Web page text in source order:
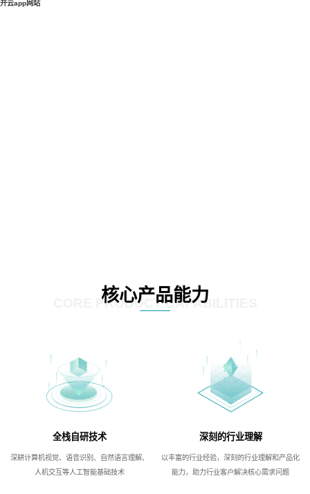
开云app网站
核心产品能力
CORE PRODUCT CAPABILITIES
全栈自研技术
深耕计算机视觉、语音识别、自然语言理解、
人机交互等人工智能基础技术
深刻的行业理解
以丰富的行业经验，深刻的行业理解和产品化
能力，助力行业客户解决核心需求问题